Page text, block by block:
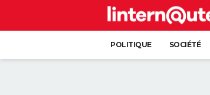
POLITIQUE SOCIÉTÉ